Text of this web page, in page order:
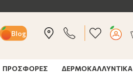
Blog
ΠΡΟΣΦΟΡΕΣ ΔΕΡΜΟΚΑΛΛΥΝΤΙΚΑ